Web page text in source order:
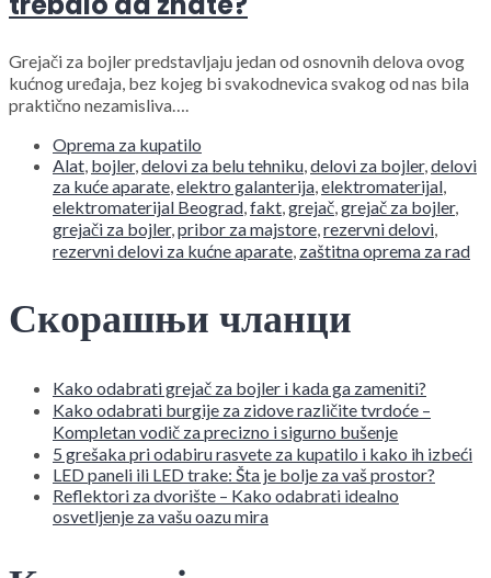
Grejači za bojler predstavljaju jedan od osnovnih delova ovog
kućnog uređaja, bez kojeg bi svakodnevica svakog od nas bila
praktično nezamisliva….
Oprema za kupatilo
Alat, bojler,delovi za belu tehniku,delovi za bojler,delovi
za kuće aparate,elektro galanterija,elektromaterijal,
elektromaterijal Beograd,fakt,grejač,grejač za bojler,
grejači za bojler,pribor za majstore,rezervni delovi,
rezervni delovi za kućne aparate, zaštitna oprema za rad
Скорашњи чланци
Kako odabrati grejač za bojler i kada ga zameniti?
Kako odabrati burgije za zidove različite tvrdoće –
Kompletan vodič za precizno i sigurno bušenje
5 grešaka pri odabiru rasvete za kupatilo i kako ih izbeći
LED paneli ili LED trake: Šta je bolje za vaš prostor?
Reflektori za dvorište – Kako odabrati idealno
osvetljenje za vašu oazu mira